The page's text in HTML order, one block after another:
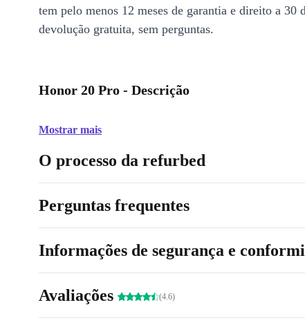
tem pelo menos 12 meses de garantia e direito a 30
devolução gratuita, sem perguntas.
Honor 20 Pro - Descrição
Mostrar mais
O processo da refurbed
Perguntas frequentes
Informações de segurança e
Avaliações (4.6)